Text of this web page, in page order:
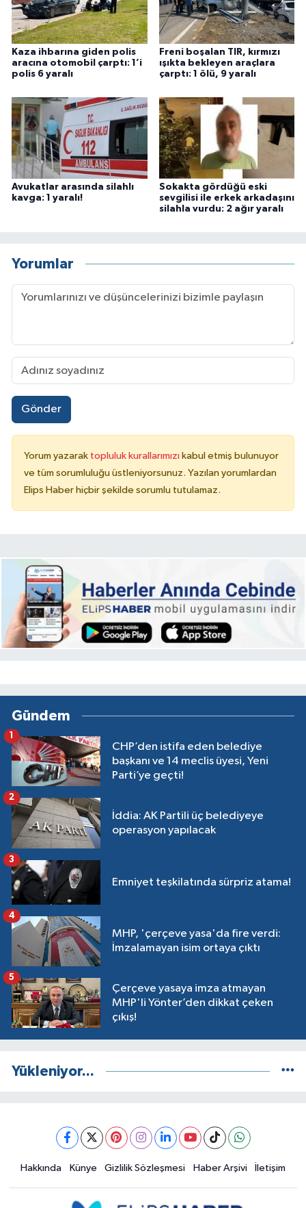
Kaza ihbarına giden polis
aracına otomobil çarptı: 1’i
polis 6 yaralı
Freni boşalan TIR, kırmızı
ışıkta bekleyen araçlara
çarptı: 1 ölü, 9 yaralı
Avukatlar arasında silahlı
kavga: 1 yaralı!
Sokakta gördüğü eski
sevgilisi ile erkek arkadaşını
silahla vurdu: 2 ağır yaralı
Yorumlar
Gönder
Yorum yazarak topluluk kurallarımızı kabul etmiş bulunuyor
ve tüm sorumluluğu üstleniyorsunuz. Yazılan yorumlardan
Elips Haber hiçbir şekilde sorumlu tutulamaz.
Gündem
CHP’den istifa eden belediye
başkanı ve 14 meclis üyesi, Yeni
Parti’ye geçti!
İddia: AK Partili üç belediyeye
operasyon yapılacak
2
Emniyet teşkilatında sürpriz atama!
3
MHP, 'çerçeve yasa'da fire verdi:
İmzalamayan isim ortaya çıktı
4
Çerçeve yasaya imza atmayan
MHP'li Yönter’den dikkat çeken
çıkış!
5
Yükleniyor...
Hakkında Künye Gizlilik Sözleşmesi Haber Arşivi İletişim